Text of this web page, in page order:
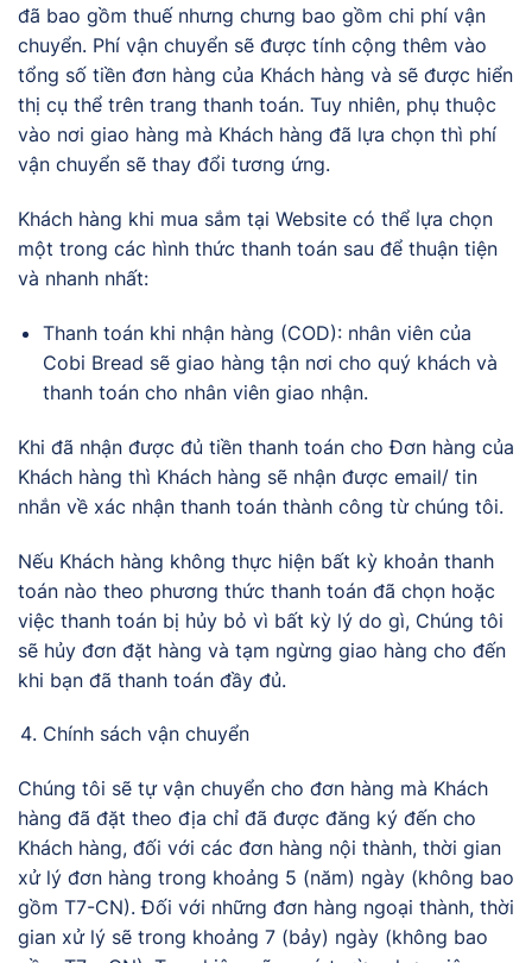
đã bao gồm thuế nhưng chưng bao gồm chi phí vận
chuyển. Phí vận chuyển sẽ được tính cộng thêm vào
tổng số tiền đơn hàng của Khách hàng và sẽ được hiển
thị cụ thể trên trang thanh toán. Tuy nhiên, phụ thuộc
vào nơi giao hàng mà Khách hàng đã lựa chọn thì phí
vận chuyển sẽ thay đổi tương ứng.
Khách hàng khi mua sắm tại Website có thể lựa chọn
một trong các hình thức thanh toán sau để thuận tiện
và nhanh nhất:
Thanh toán khi nhận hàng (COD): nhân viên của
Cobi Bread sẽ giao hàng tận nơi cho quý khách và
thanh toán cho nhân viên giao nhận.
Khi đã nhận được đủ tiền thanh toán cho Đơn hàng của
Khách hàng thì Khách hàng sẽ nhận được email/ tin
nhắn về xác nhận thanh toán thành công từ chúng tôi.
Nếu Khách hàng không thực hiện bất kỳ khoản thanh
toán nào theo phương thức thanh toán đã chọn hoặc
việc thanh toán bị hủy bỏ vì bất kỳ lý do gì, Chúng tôi
sẽ hủy đơn đặt hàng và tạm ngừng giao hàng cho đến
khi bạn đã thanh toán đầy đủ.
Chính sách vận chuyển
Chúng tôi sẽ tự vận chuyển cho đơn hàng mà Khách
hàng đã đặt theo địa chỉ đã được đăng ký đến cho
Khách hàng, đối với các đơn hàng nội thành, thời gian
xử lý đơn hàng trong khoảng 5 (năm) ngày (không bao
gồm T7-CN). Đối với những đơn hàng ngoại thành, thời
gian xử lý sẽ trong khoảng 7 (bảy) ngày (không bao